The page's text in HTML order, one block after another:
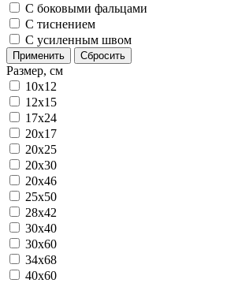
С боковыми фальцами
С тиснением
С усиленным швом
Применить Сбросить
Размер, см
10x12
12x15
17x24
20x17
20x25
20x30
20x46
25x50
28x42
30x40
30x60
34x68
40x60